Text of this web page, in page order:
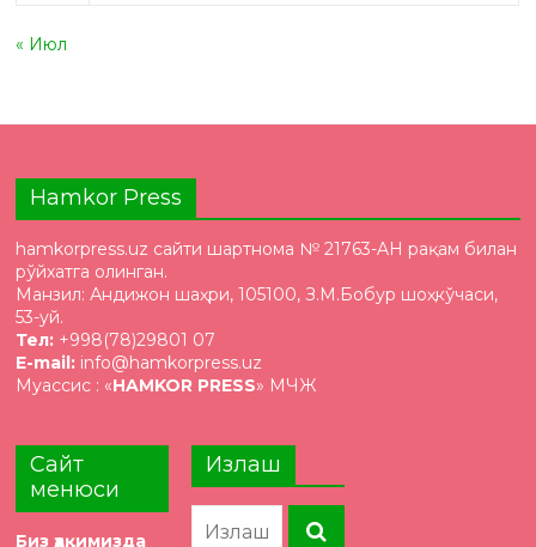
« Июл
Hamkor Press
hamkorpress.uz сайти шартнома № 21763-AH рақам билан
рўйхатга олинган.
Манзил: Андижон шаҳри, 105100, З.М.Бобур шоҳкўчаси,
53-уй.
Тел: +998(78)29801 07
E-mail: info@hamkorpress.uz
Муассис : «HAMKOR PRESS» МЧЖ
Сайт
менюси
Биз ҳақимизда
Излаш